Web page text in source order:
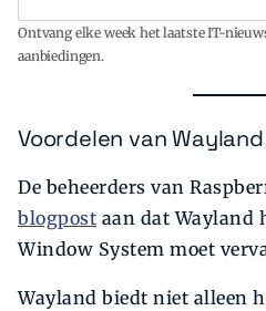
Ontvang elke week het laatste IT-
aanbiedingen.
Voordelen van Wayland
De beheerders van
blogpost aan dat Wayland
Window System moet
Wayland biedt niet alleen